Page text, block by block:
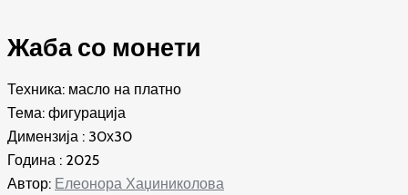
Жаба со монети
Техника: масло на платно
Тема: фигурација
Димензија : 30х30
Година : 2025
Автор: Елеонора Хаџиниколова